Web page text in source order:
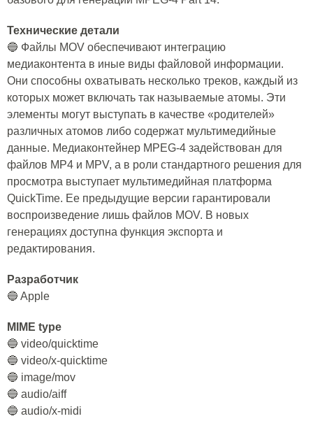
Технические детали
🔵 Файлы MOV обеспечивают интеграцию
медиаконтента в иные виды файловой информации.
Они способны охватывать несколько треков, каждый из
которых может включать так называемые атомы. Эти
элементы могут выступать в качестве «родителей»
различных атомов либо содержат мультимедийные
данные. Медиаконтейнер MPEG-4 задействован для
файлов MP4 и MPV, а в роли стандартного решения для
просмотра выступает мультимедийная платформа
QuickTime. Ее предыдущие версии гарантировали
воспроизведение лишь файлов MOV. В новых
генерациях доступна функция экспорта и
редактирования.
Разработчик
🔵 Apple
MIME type
🔵 video/quicktime
🔵 video/x-quicktime
🔵 image/mov
🔵 audio/aiff
🔵 audio/x-midi